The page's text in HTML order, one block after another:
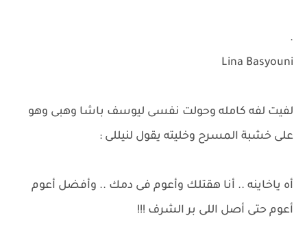
.
Lina Basyouni
لفيت لفه كامله وحولت نفسى ليوسف باشا وهبى وهو
على خشبة المسرح وخليته يقول لنيللى :
أه ياخاينه .. أنا هقتلك وأعوم فى دمك .. وأفضل أعوم
أعوم حتى أصل اللى بر الشرف !!!